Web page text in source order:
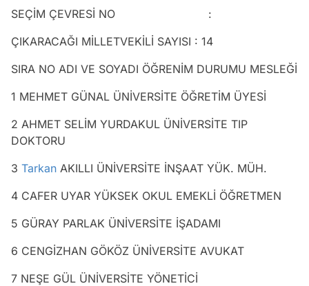
SEÇİM ÇEVRESİ NO :
ÇIKARACAĞI MİLLETVEKİLİ SAYISI : 14
SIRA NO ADI VE SOYADI ÖĞRENİM DURUMU MESLEĞİ
1 MEHMET GÜNAL ÜNİVERSİTE ÖĞRETİM ÜYESİ
2 AHMET SELİM YURDAKUL ÜNİVERSİTE TIP
DOKTORU
3 Tarkan AKILLI ÜNİVERSİTE İNŞAAT YÜK. MÜH.
4 CAFER UYAR YÜKSEK OKUL EMEKLİ ÖĞRETMEN
5 GÜRAY PARLAK ÜNİVERSİTE İŞADAMI
6 CENGİZHAN GÖKÖZ ÜNİVERSİTE AVUKAT
7 NEŞE GÜL ÜNİVERSİTE YÖNETİCİ